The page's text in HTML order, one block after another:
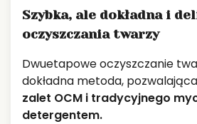
Szybka, ale dokładna i
oczyszczania twarzy
Dwuetapowe oczyszczanie
dokładna metoda,
zalet OCM i tradycyjnego
detergentem.